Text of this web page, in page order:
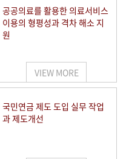
공공의료를 활용한 의료서비스
이용의 형평성과 격차 해소 지
원
VIEW MORE
국민연금 제도 도입 실무 작업
과 제도개선